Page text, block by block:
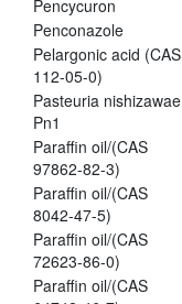
Pencycuron
Penconazole
Pelargonic acid (CAS
112-05-0)
Pasteuria nishizawae
Pn1
Paraffin oil/(CAS
97862-82-3)
Paraffin oil/(CAS
8042-47-5)
Paraffin oil/(CAS
72623-86-0)
Paraffin oil/(CAS